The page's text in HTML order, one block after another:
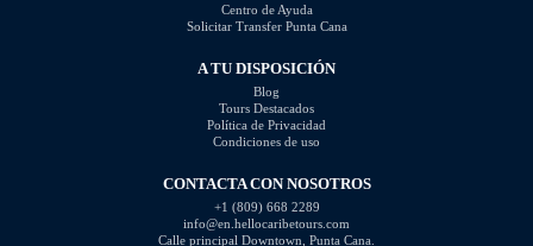
Centro de Ayuda
Solicitar Transfer Punta Cana
A TU DISPOSICIÓN
Blog
Tours Destacados
Política de Privacidad
Condiciones de uso
CONTACTA CON NOSOTROS
+1 (809) 668 2289
info@en.hellocaribetours.com
Calle principal Downtown, Punta Cana.